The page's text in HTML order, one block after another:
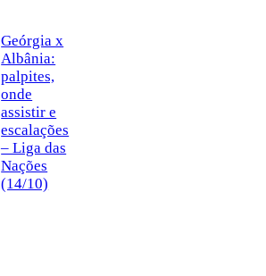
Geórgia x
Albânia:
palpites,
onde
assistir e
escalações
– Liga das
Nações
(14/10)